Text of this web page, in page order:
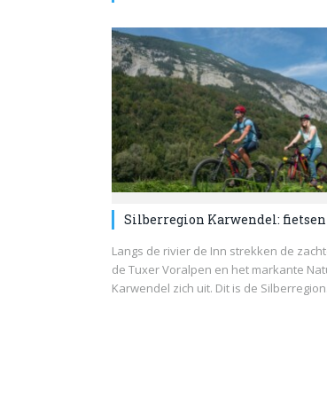
Silberregion Karwendel:
Langs de rivier de Inn strekken de
de Tuxer Voralpen en het markante
Karwendel zich uit. Dit is de